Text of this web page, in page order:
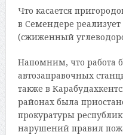
Что касается
в Семендере реализует
(сжиженный
Напомним, что работа
автозаправочных
также в
районах была
прокуратуры
нарушений правил